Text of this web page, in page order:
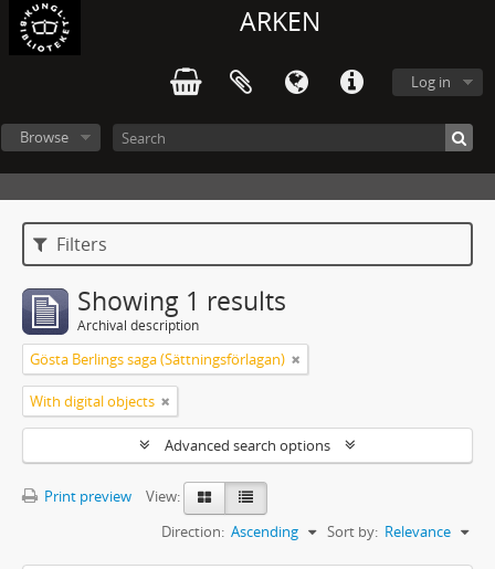
ARKEN
Log in
Browse
Filters
Showing 1 results
Archival description
Gösta Berlings saga (Sättningsförlagan)
With digital objects
Advanced search options
Print preview
View:
Sort by: Relevance
Direction: Ascending